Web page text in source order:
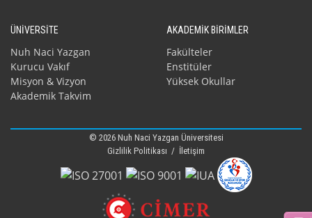
ÜNİVERSİTE
Nuh Naci Yazgan
Kurucu Vakıf
Misyon & Vizyon
Akademik Takvim
AKADEMİK BİRİMLER
Fakülteler
Enstitüler
Yüksek Okullar
© 2026 Nuh Naci Yazgan Üniversitesi
Gizlilik Politikası / İletişim